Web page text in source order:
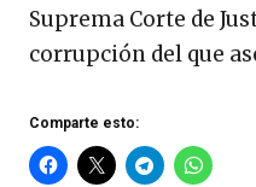
Suprema Corte de
corrupción del que
Comparte esto: